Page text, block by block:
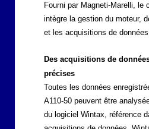
Fourni par Magneti-Marelli, le
intègre la gestion du moteur,
et les acquisitions de données.
Des acquisitions de
précises
Toutes les données
A110-50 peuvent être
du logiciel Wintax, référence